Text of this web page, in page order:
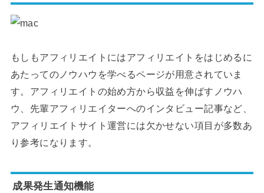
もしもアフィリエイトにはアフィリエイトをはじめるに
あたってのノウハウを学べるページが用意されていま
す。アフィリエイトの始め方から収益を伸ばすノウハ
ウ、先輩アフィリエイターへのインタビュー記事など、
アフィリエイトサイト運営には欠かせない項目が多数あ
り参考になります。
成果発生通知機能